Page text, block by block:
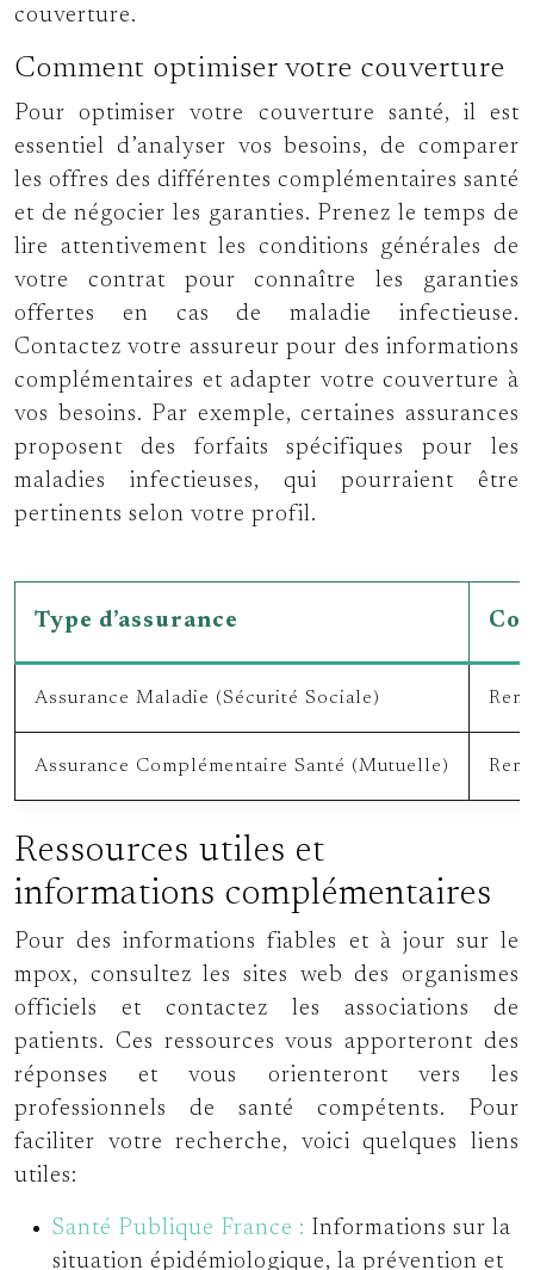
couverture.
Comment optimiser votre couverture
Pour optimiser votre couverture santé, il est
essentiel d’analyser vos besoins, de comparer
les offres des différentes complémentaires santé
et de négocier les garanties. Prenez le temps de
lire attentivement les conditions générales de
votre contrat pour connaître les garanties
offertes en cas de maladie infectieuse.
Contactez votre assureur pour des informations
complémentaires et adapter votre couverture à
vos besoins. Par exemple, certaines assurances
proposent des forfaits spécifiques pour les
maladies infectieuses, qui pourraient être
pertinents selon votre profil.
Type d’assurance
Assurance Maladie (Sécurité Sociale)
Assurance Complémentaire Santé (Mutuelle)
Ressources utiles et
informations complémentaires
Pour des informations fiables et à jour sur le
mpox, consultez les sites web des organismes
officiels et contactez les associations de
patients. Ces ressources vous apporteront des
réponses et vous orienteront vers les
professionnels de santé compétents. Pour
faciliter votre recherche, voici quelques liens
utiles:
Santé Publique France : Informations sur la
situation épidémiologique, la prévention et